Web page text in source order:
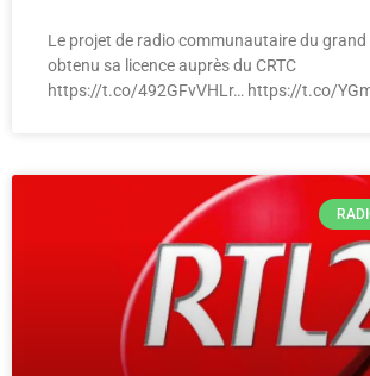
Le projet de radio communautaire du
obtenu sa licence auprès du CRTC
https://t.co/492GFvVHLr… https://t.co/